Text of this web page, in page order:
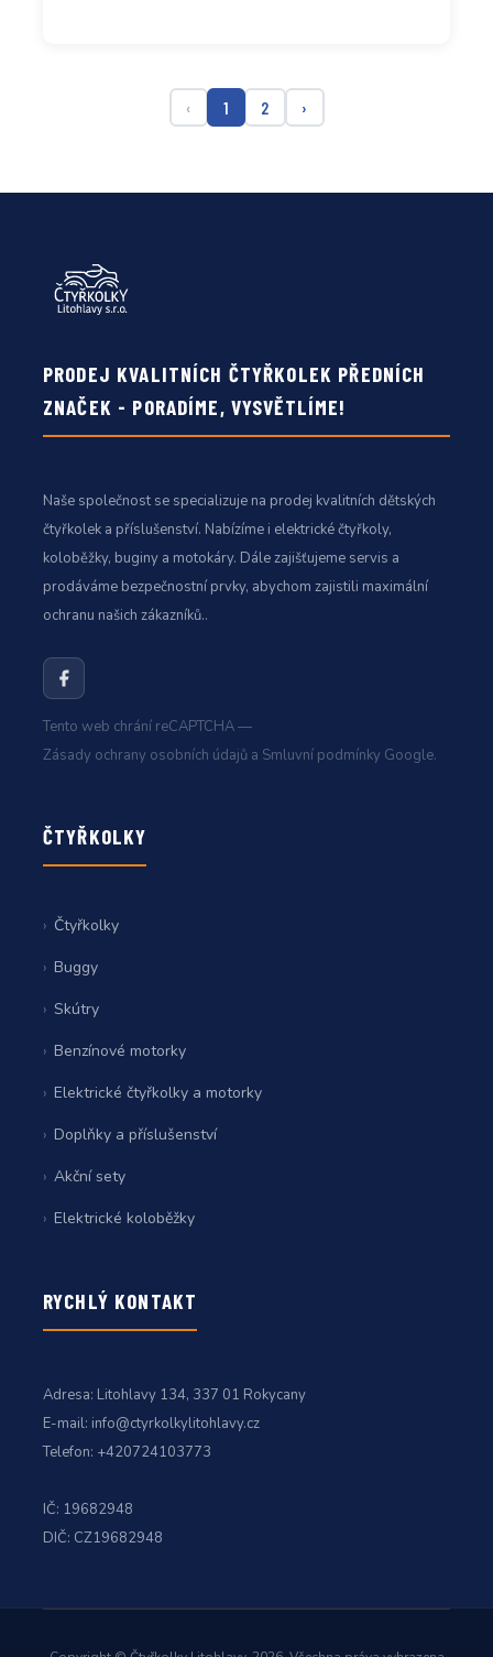
‹ 1 2 ›
PRODEJ KVALITNÍCH ČTYŘKOLEK PŘEDNÍCH
ZNAČEK - PORADÍME, VYSVĚTLÍME!
Naše společnost se specializuje na prodej kvalitních dětských
čtyřkolek a příslušenství. Nabízíme i elektrické čtyřkoly,
koloběžky, buginy a motokáry. Dále zajišťujeme servis a
prodáváme bezpečnostní prvky, abychom zajistili maximální
ochranu našich zákazníků..
Tento web chrání reCAPTCHA —
Zásady ochrany osobních údajů a Smluvní podmínky Google.
ČTYŘKOLKY
Čtyřkolky
Buggy
Skútry
Benzínové motorky
Elektrické čtyřkolky a motorky
Doplňky a příslušenství
Akční sety
Elektrické koloběžky
RYCHLÝ KONTAKT
Adresa: Litohlavy 134, 337 01 Rokycany
E-mail: info@ctyrkolkylitohlavy.cz
Telefon: +420724103773
IČ: 19682948
DIČ: CZ19682948